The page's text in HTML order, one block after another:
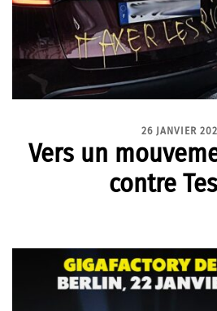
26 JANVIER
Vers un
contre